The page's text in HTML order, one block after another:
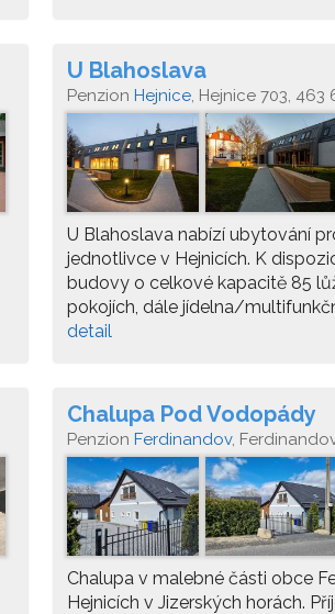
U Blahoslava
Penzion Hejnice, Hejnice 703, 463
U Blahoslava nabízí ubytování
jednotlivce v Hejnicích. K
budovy o celkové kapacitě 85
pokojích, dále jídelna/
detail
Chalupa Pod Vodopády
Penzion Ferdinandov,
Chalupa v malebné části obce
Hejnicích v Jizerských horách.